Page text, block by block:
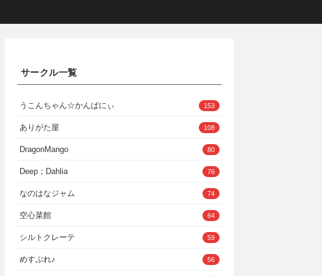
サークル一覧
うこんちゃん☆かんぱにぃ 153
ありがた屋 108
DragonMango 80
Deep；Dahlia 76
なのはなジャム 74
空心菜館 64
シルトクレーテ 59
めすぷれ♪ 56